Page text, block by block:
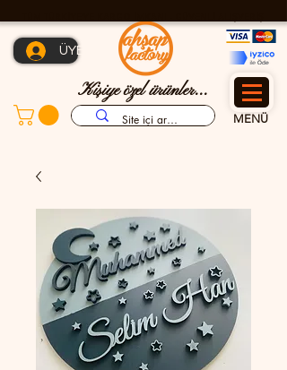
Kişiye özel ürünler...
MENÜ
ÜYE OL